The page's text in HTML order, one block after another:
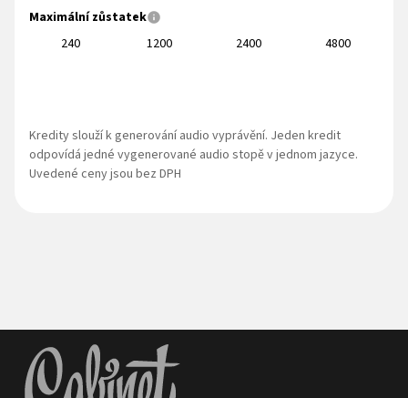
Maximální zůstatek
240
1200 2400 4800
Kredity slouží k generování audio vyprávění. Jeden kredit
odpovídá jedné vygenerované audio stopě v jednom jazyce.
Uvedené ceny jsou bez DPH